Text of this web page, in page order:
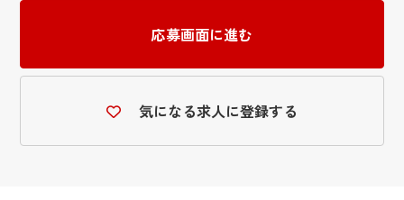
応募画面に進む
気になる求人に登録する